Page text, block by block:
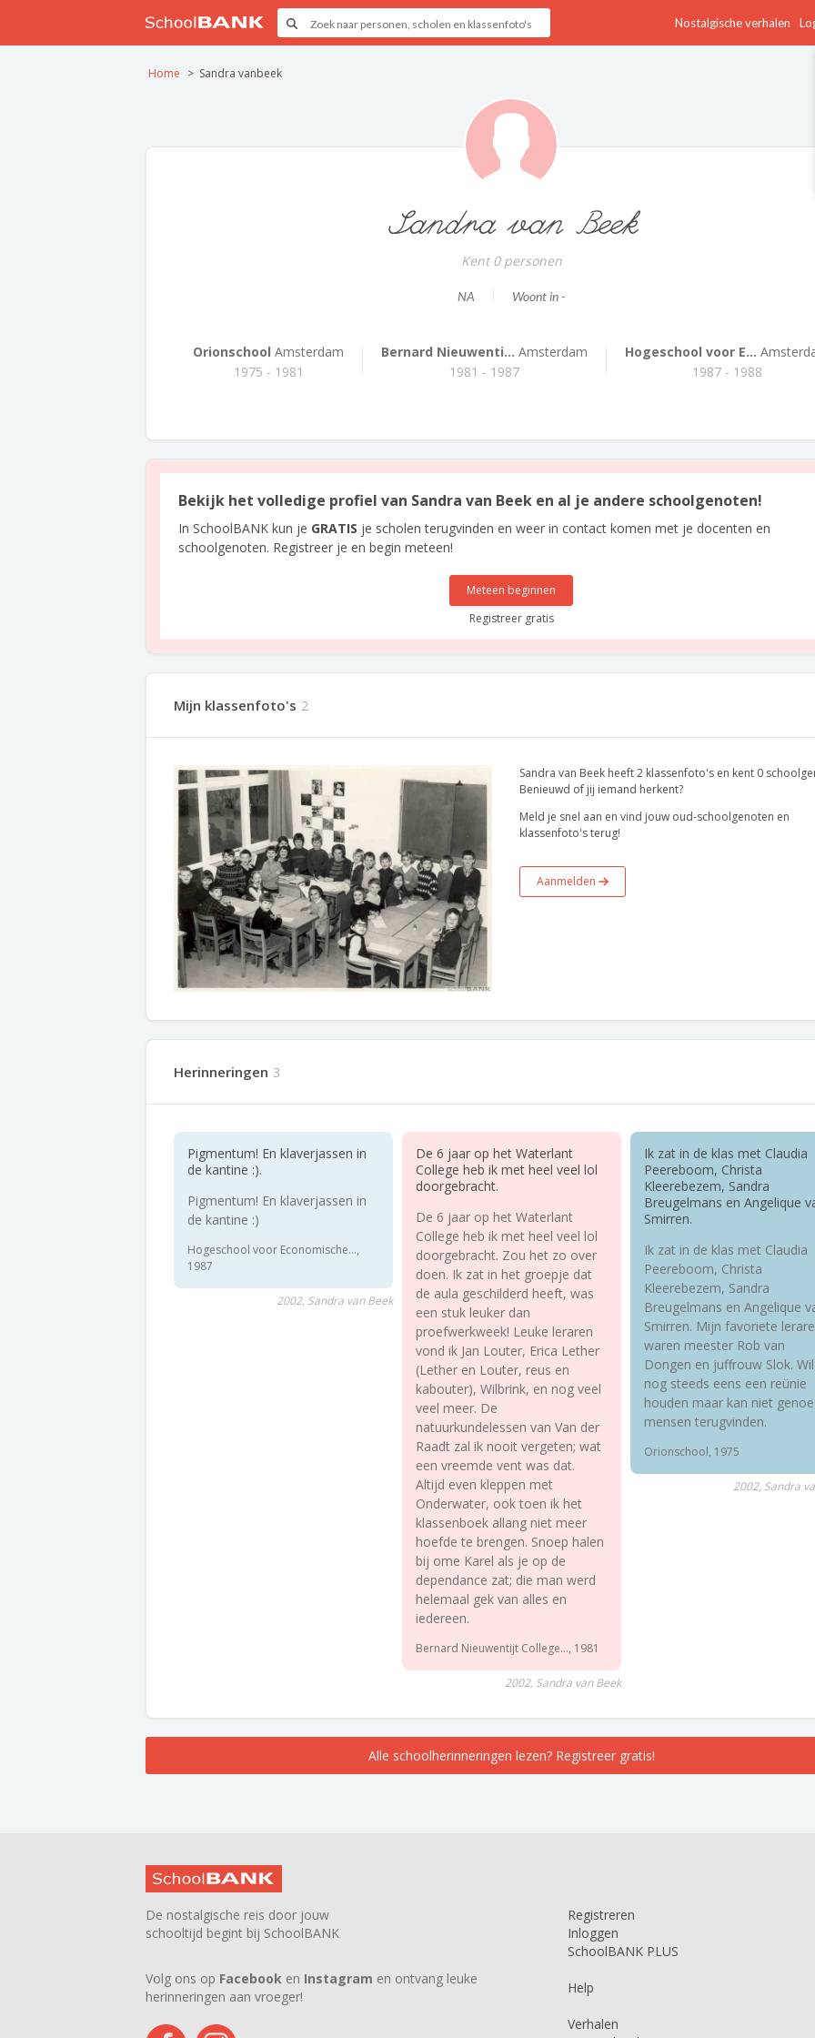
Nostalgische verhalen
Home Sandra vanbeek
Sandra van Beek
Kent 0 personen
NA Woont in -
Orionschool Amsterdam
1975 - 1981
Bernard Nieuwenti... Amsterdam
1981 - 1987
Hogeschool voor E...
1987 - 1988
Bekijk het volledige profiel van Sandra van Beek en al je andere schoolgenoten!
In SchoolBANK kun je GRATIS je scholen terugvinden en weer in contact komen met je docenten en
schoolgenoten. Registreer je en begin meteen!
Meteen beginnen
Registreer gratis
Mijn klassenfoto's 2
Sandra van Beek heeft 2 klassenfoto's en kent 0
Benieuwd of jij iemand herkent?
Meld je snel aan en vind jouw oud-schoolgenoten en
klassenfoto's terug!
Aanmelden
Herinneringen 3
Pigmentum! En klaverjassen in
de kantine :).
Pigmentum! En klaverjassen in
de kantine :)
Hogeschool voor Economische...,
1987
2002, Sandra van Beek
De 6 jaar op het Waterlant
College heb ik met heel veel lol
doorgebracht.
De 6 jaar op het Waterlant
College heb ik met heel veel lol
doorgebracht. Zou het zo over
doen. Ik zat in het groepje dat
de aula geschilderd heeft, was
een stuk leuker dan
proefwerkweek! Leuke leraren
vond ik Jan Louter, Erica Lether
(Lether en Louter, reus en
kabouter), Wilbrink, en nog veel
veel meer. De
natuurkundelessen van Van der
Raadt zal ik nooit vergeten; wat
een vreemde vent was dat.
Altijd even kleppen met
Onderwater, ook toen ik het
klassenboek allang niet meer
hoefde te brengen. Snoep halen
bij ome Karel als je op de
dependance zat; die man werd
helemaal gek van alles en
iedereen.
Bernard Nieuwentijt College..., 1981
2002, Sandra van Beek
Ik zat in de klas met Claudia
Peereboom, Christa
Kleerebezem, Sandra
Breugelmans en Angelique
Smirren.
Ik zat in de klas met Claudia
Peereboom, Christa
Kleerebezem, Sandra
Breugelmans en Angelique
Smirren. Mijn favoriete
waren meester Rob van
Dongen en juffrouw Slok. Wil
nog steeds eens een reünie
houden maar kan niet
mensen terugvinden.
Orionschool, 1975
2002, Sandra
Alle schoolherinneringen lezen? Registreer gratis!
De nostalgische reis door jouw
schooltijd begint bij SchoolBANK
Volg ons op Facebook en Instagram en ontvang leuke
herinneringen aan vroeger!
Registreren
Inloggen
SchoolBANK PLUS
Help
Verhalen